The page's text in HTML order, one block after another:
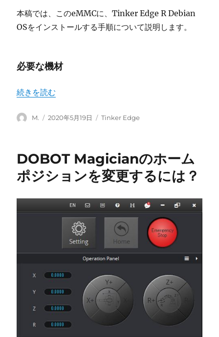
本稿では、このeMMCに、Tinker Edge R Debian
OSをインストールする手順について説明します。
必要な機材
“Tinker Edge RのOSインストール手順” の
続きを読む
投
M.
投
2020年5月19日
カ
ー
Tinker Edge
DOBOT Magicianのホーム
ポジションを変更するには？